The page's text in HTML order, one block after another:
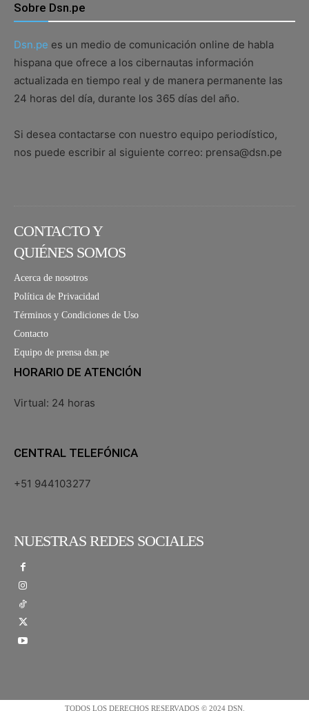
Sobre Dsn.pe
Dsn.pe es un medio de comunicación online de habla
hispana que ofrece a los cibernautas información
actualizada en tiempo real y de manera permanente las
24 horas del día, durante los 365 días del año.
Si desea contactarse con nuestro equipo periodístico,
nos puede escribir al siguiente correo: prensa@dsn.pe
CONTACTO Y
QUIÉNES SOMOS
Acerca de nosotros
Política de Privacidad
Términos y Condiciones de Uso
Contacto
Equipo de prensa dsn.pe
HORARIO DE ATENCIÓN
Virtual: 24 horas
CENTRAL TELEFÓNICA
+51 944103277
NUESTRAS REDES SOCIALES
TODOS LOS DERECHOS RESERVADOS © 2024 DSN.